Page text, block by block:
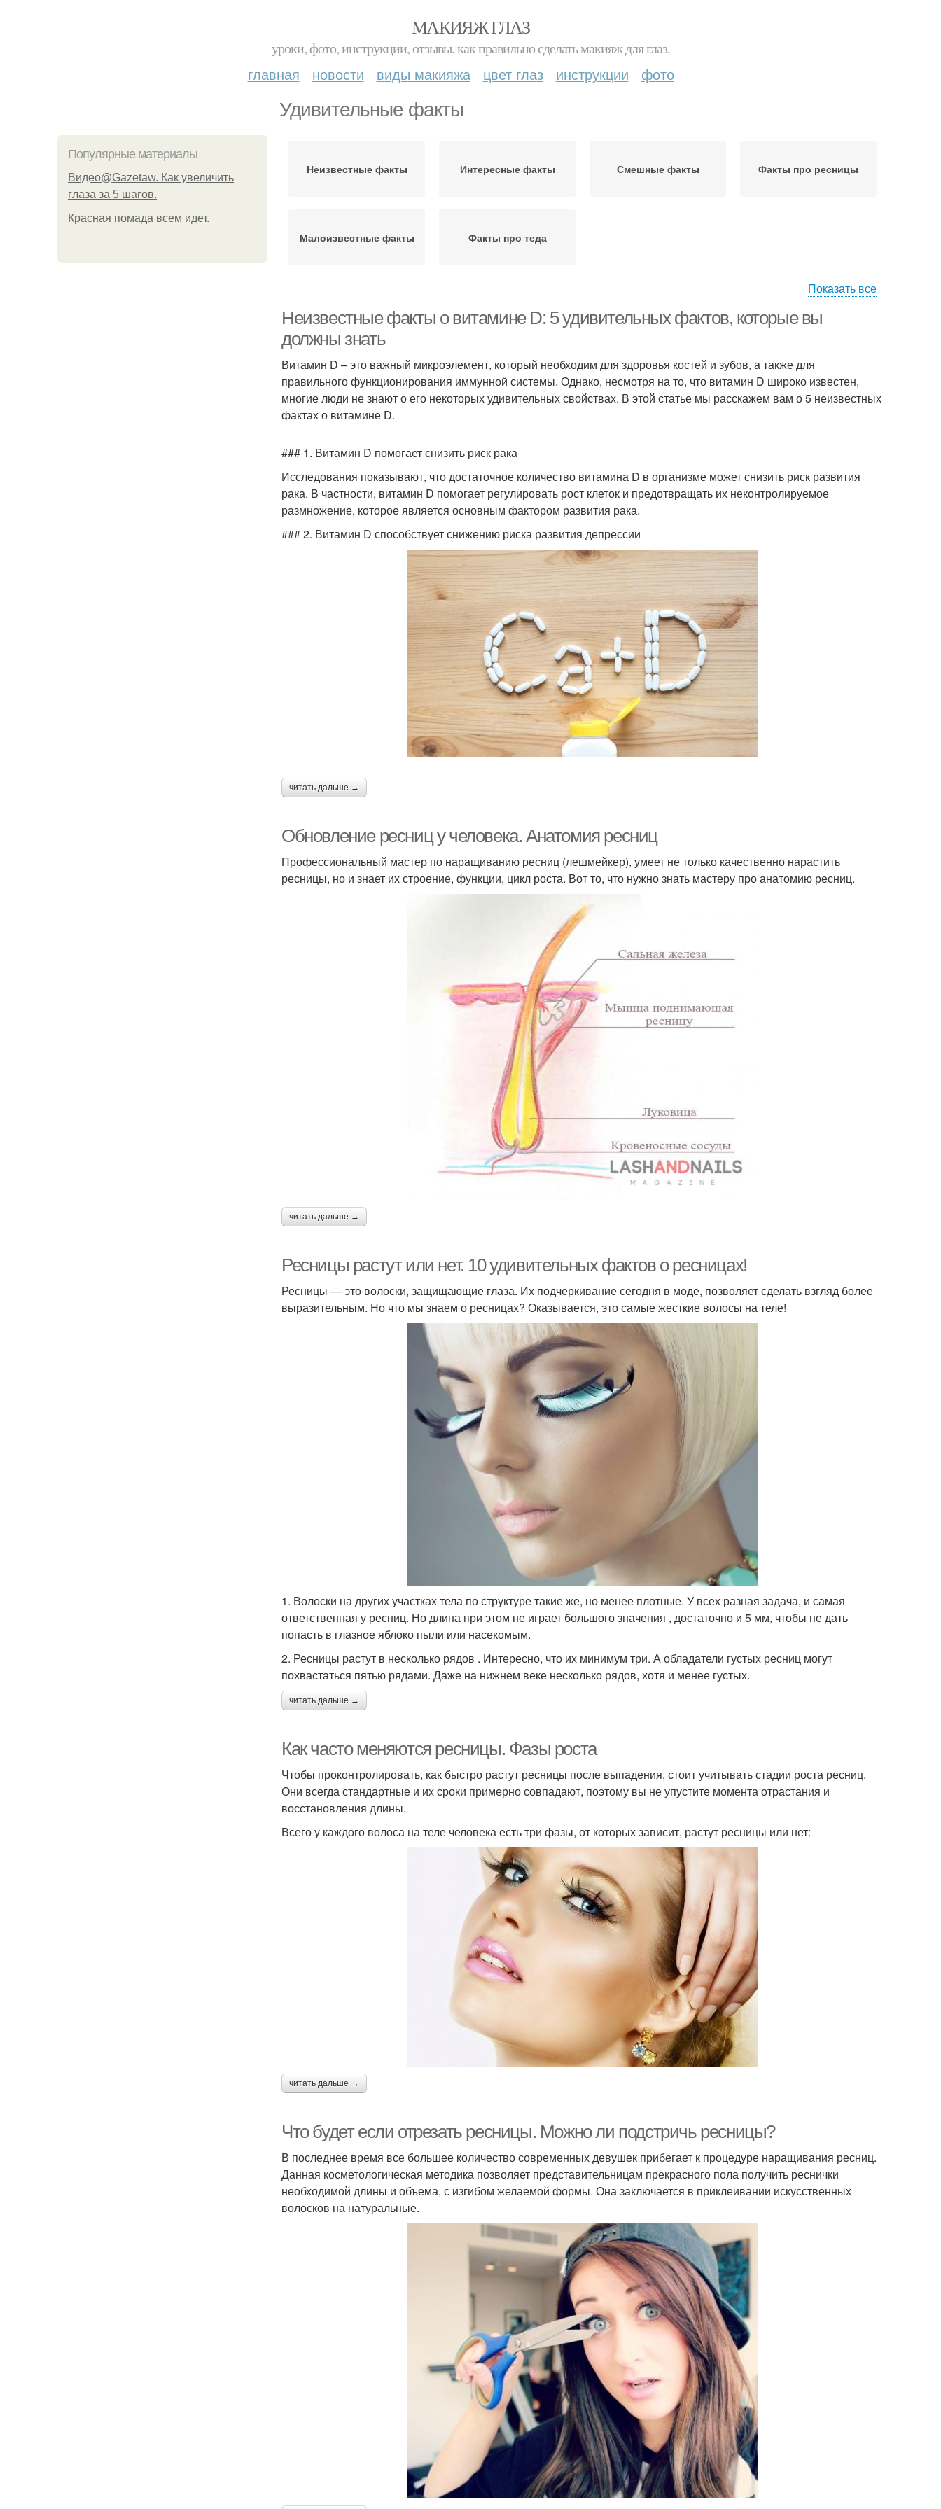
МАКИЯЖ ГЛАЗ
уроки, фото, инструкции, отзывы. как правильно сделать макияж для глаз.
главная новости виды макияжа цвет глаз инструкции фото
Удивительные факты
Популярные материалы
Видео@Gazetaw. Как увеличить
глаза за 5 шагов.
Красная помада всем идет.
Неизвестные факты Интересные факты Смешные факты Факты про ресницы
Малоизвестные факты Факты про теда
Показать все
Неизвестные факты о витамине D: 5 удивительных фактов, которые вы
должны знать
Витамин D – это важный микроэлемент, который необходим для здоровья костей и зубов, а также для
правильного функционирования иммунной системы. Однако, несмотря на то, что витамин D широко известен,
многие люди не знают о его некоторых удивительных свойствах. В этой статье мы расскажем вам о 5 неизвестных
фактах о витамине D.
### 1. Витамин D помогает снизить риск рака
Исследования показывают, что достаточное количество витамина D в организме может снизить риск развития
рака. В частности, витамин D помогает регулировать рост клеток и предотвращать их неконтролируемое
размножение, которое является основным фактором развития рака.
### 2. Витамин D способствует снижению риска развития депрессии
читать дальше →
Обновление ресниц у человека. Анатомия ресниц
Профессиональный мастер по наращиванию ресниц (лешмейкер), умеет не только качественно нарастить
ресницы, но и знает их строение, функции, цикл роста. Вот то, что нужно знать мастеру про анатомию ресниц.
читать дальше →
Ресницы растут или нет. 10 удивительных фактов о ресницах!
Ресницы — это волоски, защищающие глаза. Их подчеркивание сегодня в моде, позволяет сделать взгляд более
выразительным. Но что мы знаем о ресницах? Оказывается, это самые жесткие волосы на теле!
1. Волоски на других участках тела по структуре такие же, но менее плотные. У всех разная задача, и самая
ответственная у ресниц. Но длина при этом не играет большого значения , достаточно и 5 мм, чтобы не дать
попасть в глазное яблоко пыли или насекомым.
2. Ресницы растут в несколько рядов . Интересно, что их минимум три. А обладатели густых ресниц могут
похвастаться пятью рядами. Даже на нижнем веке несколько рядов, хотя и менее густых.
читать дальше →
Как часто меняются ресницы. Фазы роста
Чтобы проконтролировать, как быстро растут ресницы после выпадения, стоит учитывать стадии роста ресниц.
Они всегда стандартные и их сроки примерно совпадают, поэтому вы не упустите момента отрастания и
восстановления длины.
Всего у каждого волоса на теле человека есть три фазы, от которых зависит, растут ресницы или нет:
читать дальше →
Что будет если отрезать ресницы. Можно ли подстричь ресницы?
В последнее время все большее количество современных девушек прибегает к процедуре наращивания ресниц.
Данная косметологическая методика позволяет представительницам прекрасного пола получить реснички
необходимой длины и объема, с изгибом желаемой формы. Она заключается в приклеивании искусственных
волосков на натуральные.